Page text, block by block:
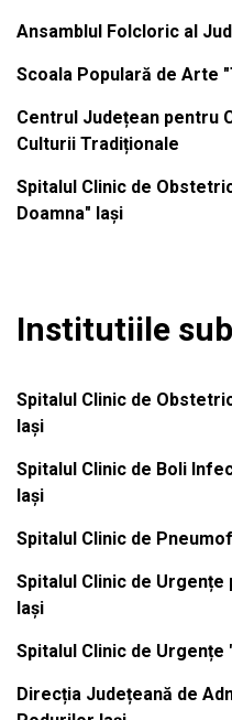
Ansamblul Folcloric al
Scoala Populară de Arte
Centrul Județean pentru
Culturii Tradiționale
Spitalul Clinic de
Doamna" Iași
Institutiile
Spitalul Clinic de
Iași
Spitalul Clinic de Boli
Iași
Spitalul Clinic de
Spitalul Clinic de
Iași
Spitalul Clinic de Urgențe
Direcția Județeană de